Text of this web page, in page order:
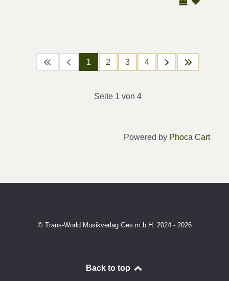
1 2 3 4
Seite 1 von 4
Powered by Phoca Cart
© Trans-World Musikverlag Ges.m.b.H. 2024 - 2026
Back to top